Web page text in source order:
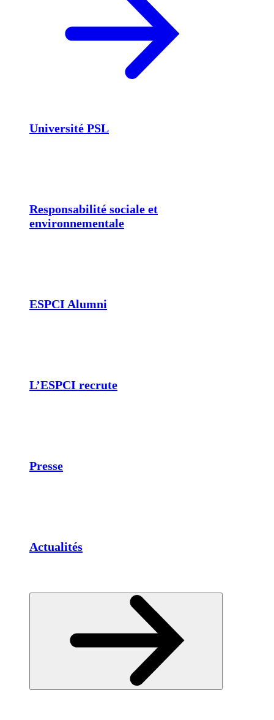
Université PSL
Responsabilité sociale et
environnementale
ESPCI Alumni
L’ESPCI recrute
Presse
Actualités